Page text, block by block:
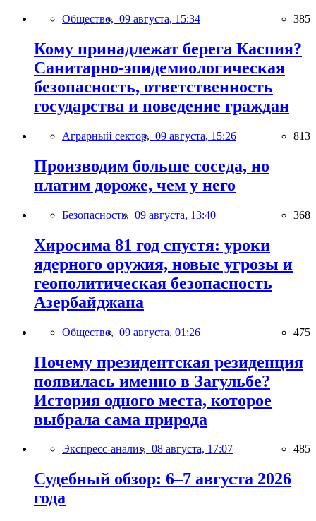
Общество, 09 августа, 15:34 385
Кому принадлежат берега Каспия?
Санитарно-эпидемиологическая
безопасность, ответственность
государства и поведение граждан
Аграрный сектор, 09 августа, 15:26 813
Производим больше соседа, но
платим дороже, чем у него
Безопасность, 09 августа, 13:40 368
Хиросима 81 год спустя: уроки
ядерного оружия, новые угрозы и
геополитическая безопасность
Азербайджана
Общество, 09 августа, 01:26 475
Почему президентская резиденция
появилась именно в Загульбе?
История одного места, которое
выбрала сама природа
Экспресс-анализ, 08 августа, 17:07 485
Судебный обзор: 6–7 августа 2026
года